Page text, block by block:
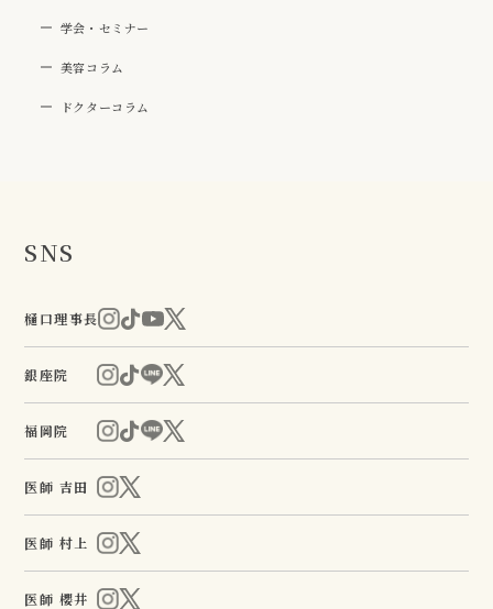
学会・セミナー
美容コラム
ドクターコラム
SNS
樋口理事長
銀座院
福岡院
医師 吉田
医師 村上
医師 櫻井